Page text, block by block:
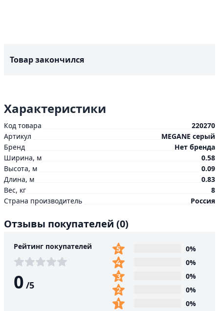
Товар закончился
Характеристики
Код товара
220270
Артикул
MEGANE серый
Бренд
Нет бренда
Ширина, м
0.58
Высота, м
0.09
Длина, м
0.83
Вес, кг
8
Страна производитель
Россия
Отзывы покупателей (0)
Рейтинг покупателей
0 /5
0%
0%
0%
0%
0%